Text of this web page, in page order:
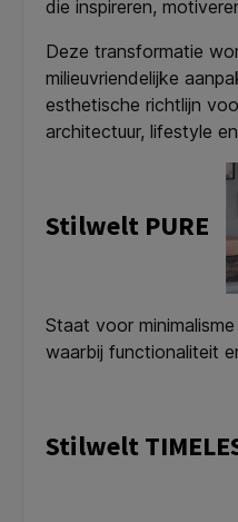
die inspireren,
Deze transformatie
milieuvriendelijke
esthetische richtlijn
architectuur, lifestyle
Stilwelt PURE
Staat voor
waarbij functionaliteit
Stilwelt